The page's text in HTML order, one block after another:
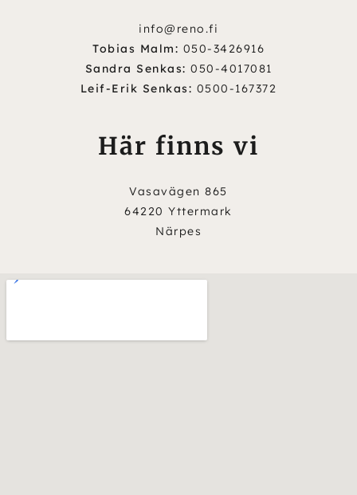
info@reno.fi
Tobias Malm: 050-3426916
Sandra Senkas: 050-4017081
Leif-Erik Senkas: 0500-167372
Här finns vi
Vasavägen 865
64220 Yttermark
Närpes